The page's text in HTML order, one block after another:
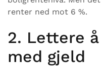
renter ned mot 6 %.
2. Lettere
med gjeld